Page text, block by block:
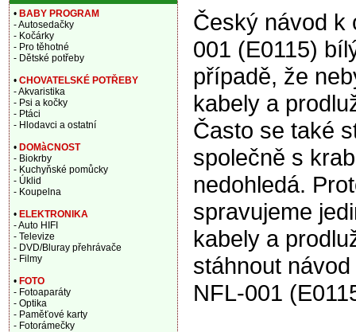
Český návod k
001 (E0115)
případě, že
kabely a
Často se také
společně s
nedohledá.
spravujeme
kabely a
stáhnout
NFL-001
• BABY PROGRAM
- Autosedačky
- Kočárky
- Pro těhotné
- Dětské potřeby
• CHOVATELSKÉ POTŘEBY
- Akvaristika
- Psi a kočky
- Ptáci
- Hlodavci a ostatní
• DOMàCNOST
- Biokrby
- Kuchyňské pomůcky
- Úklid
- Koupelna
• ELEKTRONIKA
- Auto HIFI
- Televize
- DVD/Bluray přehrávače
- Filmy
• FOTO
- Fotoaparáty
- Optika
- Paměťové karty
- Fotorámečky